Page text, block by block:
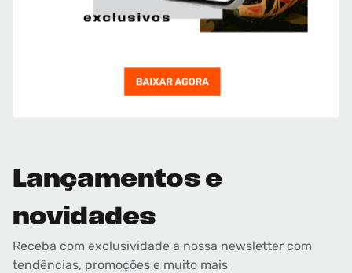
Lançamentos e
novidades
Receba com exclusividade a nossa newsletter com
tendências, promoções e muito mais